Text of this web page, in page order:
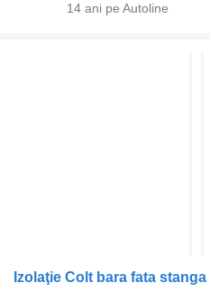
14 ani pe Autoline